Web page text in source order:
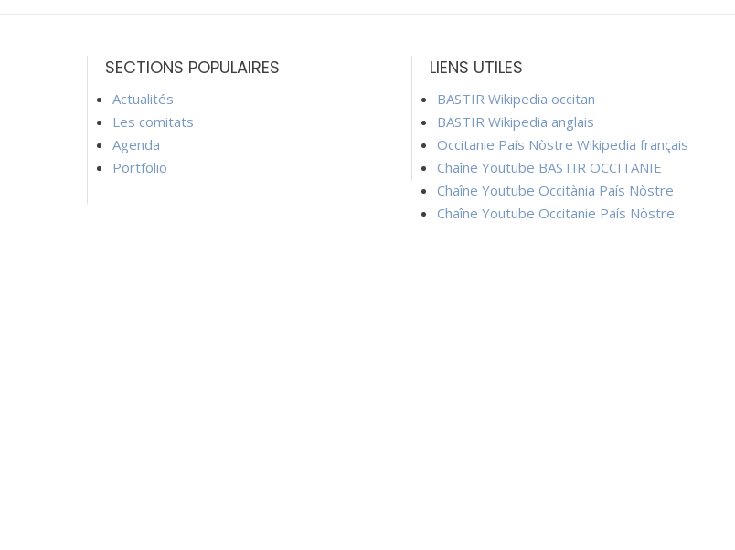
SECTIONS POPULAIRES
Actualités
Les comitats
Agenda
Portfolio
LIENS UTILES
BASTIR Wikipedia occitan
BASTIR Wikipedia anglais
Occitanie País Nòstre Wikipedia français
Chaîne Youtube BASTIR OCCITANIE
Chaîne Youtube Occitània País Nòstre
Chaîne Youtube Occitanie País Nòstre